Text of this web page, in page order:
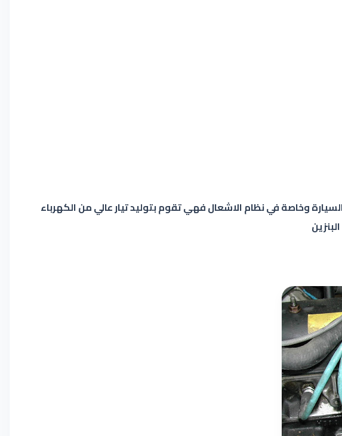
وخاصة في نظام الاشعال فهي تقوم بتوليد تيار عالي من الكهرباء